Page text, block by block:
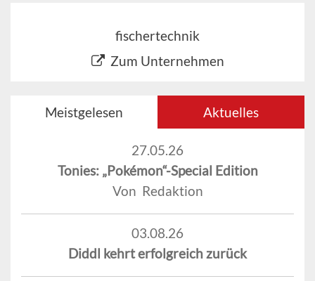
fischertechnik
Zum Unternehmen
Meistgelesen Aktuelles
27.05.26
Tonies: „Pokémon“-Special Edition
Von Redaktion
03.08.26
Diddl kehrt erfolgreich zurück